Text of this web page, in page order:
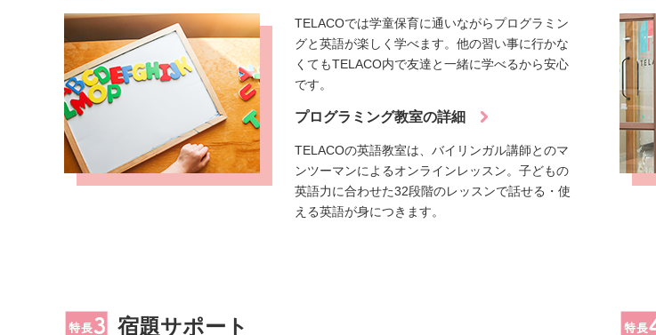
TELACOでは学童保育に通いながらプログラミン
グと英語が楽しく学べます。他の習い事に行かな
くてもTELACO内で友達と一緒に学べるから安心
です。
プログラミング教室の詳細
TELACOの英語教室は、バイリンガル講師とのマ
ンツーマンによるオンラインレッスン。子どもの
英語力に合わせた32段階のレッスンで話せる・使
える英語が身につきます。
宿題サポート